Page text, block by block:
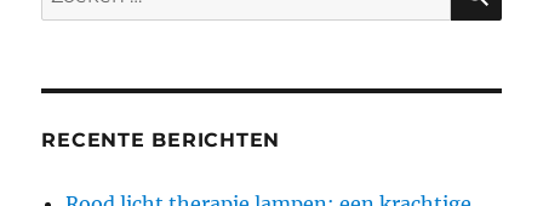
naar:
RECENTE BERICHTEN